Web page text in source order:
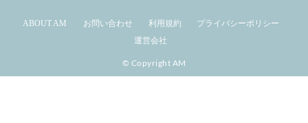
ABOUT AM お問い合わせ 利用規約
プライバシーポリシー
運営会社
© Copyright AM